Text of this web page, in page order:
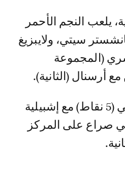
يلعب النجم الأحمر
سيتي، ولايبزيغ
(المجموعة
أرسنال (الثانية).
ويلعب لنس الفرنسي (5 نقاط) مع إشبيلية
صراع على المركز